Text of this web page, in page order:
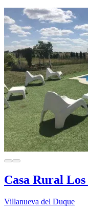
Casa Rural
Villanueva del Duque